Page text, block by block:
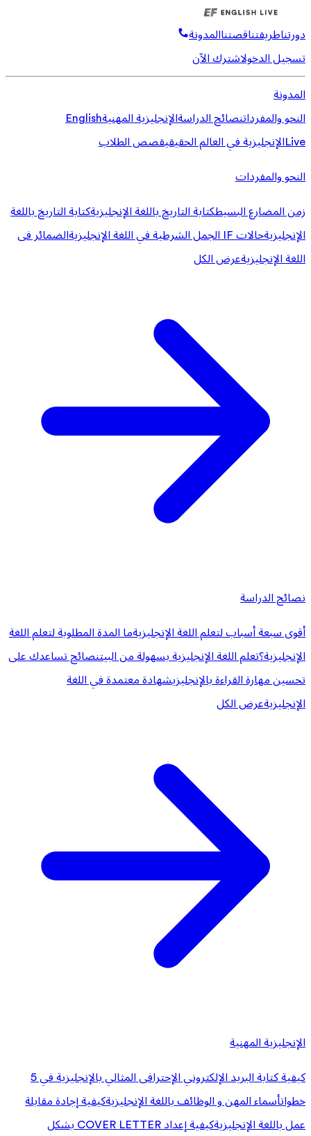
دورتناطريقتناقصتناالمدونة
تسجيل الدخولاشترك الآن
المدونة
النحو والمفرداتنصائح الدراسةالإنجليزية المهنيةEnglish
Liveالإنجليزية في العالم الحقيقيقصص الطلاب
النحو والمفردات
زمن المضارع البسيطكتابة التاريخ باللغة الإنجليزيةكتابة التاريخ باللغة
الإنجليزيةحالات IF الجمل الشرطية في اللغة الإنجليزية
الضمائر فى
اللغة الإنجليزيةعرض الكل
نصائح الدراسة
أقوى سبعة أسباب لتعلم اللغة الإنجليزيةما المدة المطلوبة لتعلم اللغة
الإنجليزية؟تعلم اللغة الإنجليزية بسهولة من البيتنصائح تساعدك على
تحسين مهارة القراءة بالإنجليزيشهادة معتمدة في اللغة
الإنجليزيةعرض الكل
الإنجليزية المهنية
كيفية كتابة البريد الإلكتروني الإحترافى المثالي بالإنجليزية في 5
خطواتأسماء المهن و الوظائف باللغة الإنجليزيةكيفية إجادة مقابلة
عمل باللغة الإنجليزية
كيفية إعداد COVER LETTER بشكل